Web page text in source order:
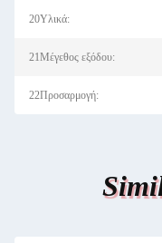
20Υλικά:
21Μέγεθος εξόδου:
22Προσαρμογή: